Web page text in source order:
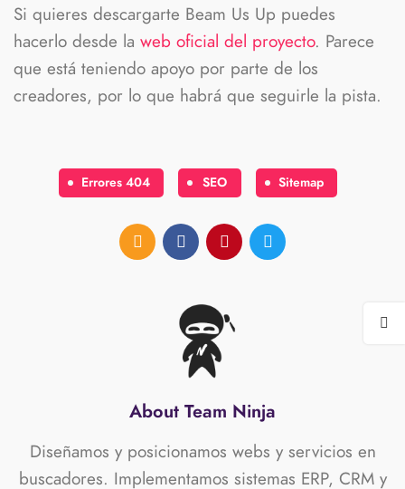
Si quieres descargarte Beam Us Up puedes
hacerlo desde la web oficial del proyecto. Parece
que está teniendo apoyo por parte de los
creadores, por lo que habrá que seguirle la pista.
Errores 404 SEO Sitemap
About Team Ninja
Diseñamos y posicionamos webs y servicios en
buscadores. Implementamos sistemas ERP, CRM y